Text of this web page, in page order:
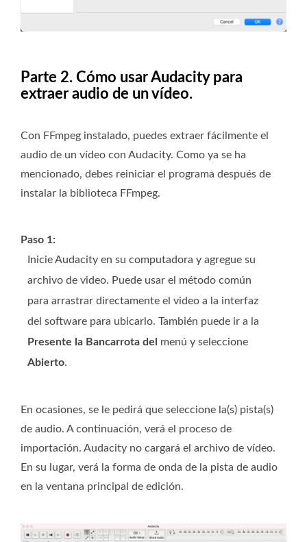
Parte 2. Cómo usar Audacity para
extraer audio de un vídeo.
Con FFmpeg instalado, puedes extraer fácilmente el
audio de un vídeo con Audacity. Como ya se ha
mencionado, debes reiniciar el programa después de
instalar la biblioteca FFmpeg.
Paso 1:
Inicie Audacity en su computadora y agregue su
archivo de video. Puede usar el método común
para arrastrar directamente el video a la interfaz
del software para ubicarlo. También puede ir a la
Presente la Bancarrota del menú y seleccione
Abierto.
En ocasiones, se le pedirá que seleccione la(s) pista(s)
de audio. A continuación, verá el proceso de
importación. Audacity no cargará el archivo de vídeo.
En su lugar, verá la forma de onda de la pista de audio
en la ventana principal de edición.